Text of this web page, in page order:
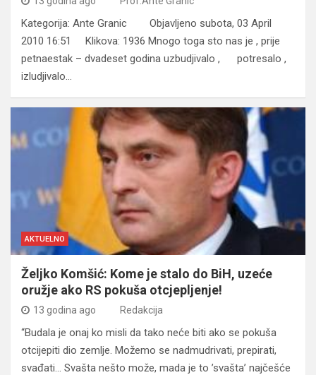
Kategorija: Ante Granic Objavljeno subota, 03 April
2010 16:51 Klikova: 1936 Mnogo toga sto nas je , prije
petnaestak – dvadeset godina uzbudjivalo , potresalo ,
izludjivalo…
AKTUELNO
Željko Komšić: Kome je stalo do BiH, uzeće
oružje ako RS pokuša otcjepljenje!
13 godina ago Redakcija
“Budala je onaj ko misli da tako neće biti ako se pokuša
otcijepiti dio zemlje. Možemo se nadmudrivati, prepirati,
svađati… Svašta nešto može, mada je to ’svašta’ najčešće